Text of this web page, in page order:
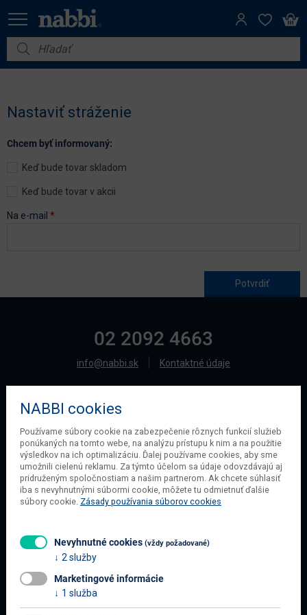
Nábytok
Dom a záhrada
Akcie
Nastaviť stráženie
Chcem byť informovaný:
Keď bude tovar skladom
Keď bude tovar v akcii
Na e-mail *
02 2092 4663
info@nabbi.sk Kontaktné údaje
O SPOLOČNOSTI
O našej spoločnosti
Obchodné podmienky
Ochrana osobných údajov
Blog
Všetko o nákupe
NABBI cookies
Používame súbory cookie na zabezpečenie rôznych funkcií služieb
ponúkaných na tomto webe, na analýzu prístupu k nim a na použitie
výsledkov na ich optimalizáciu. Ďalej používame cookies, aby sme
umožnili cielenú reklamu. Za týmto účelom sa údaje odovzdávajú aj
pridruženým spoločnostiam a našim partnerom. Ak chcete súhlasiť
iba s nevyhnutnými súbormi cookie, môžete tu odmietnuť ďalšie
súbory cookie. Zásady používania súborov cookies
Nevyhnutné cookies (vždy požadované)
2 služby
Marketingové informácie
1 služba